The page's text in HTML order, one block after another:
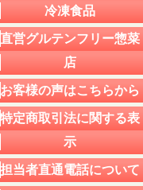
冷凍食品
直営グルテンフリー惣菜
店
お客様の声はこちらから
特定商取引法に関する表
示
担当者直通電話について